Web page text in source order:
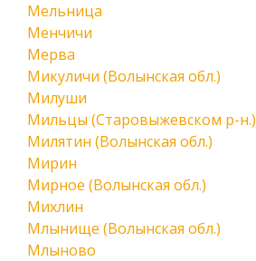
Мельница
Менчичи
Мерва
Микуличи (Волынская обл.)
Милуши
Мильцы (Старовыжевском р-н.)
Милятин (Волынская обл.)
Мирин
Мирное (Волынская обл.)
Михлин
Млынище (Волынская обл.)
Млыново